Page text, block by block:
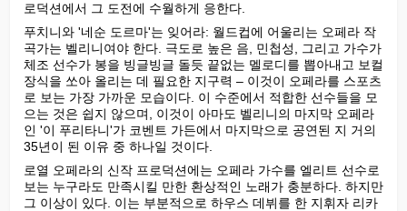
로덕션에서 그 도전에 수월하게 응한다.
푸치니와 '네순 도르마'는 잊어라: 월드컵에 어울리는 오페라 작
곡가는 벨리니여야 한다. 극도로 높은 음, 민첩성, 그리고 가수가
체조 선수가 봉을 빙글빙글 돌듯 끝없는 멜로디를 뽑아내고 보컬
장식을 쏘아 올리는 데 필요한 지구력 – 이것이 오페라를 스포츠
로 보는 가장 가까운 모습이다. 이 수준에서 적합한 선수들을 모
으는 것은 쉽지 않으며, 이것이 아마도 벨리니의 마지막 오페라
인 '이 푸리타니'가 코벤트 가든에서 마지막으로 공연된 지 거의
35년이 된 이유 중 하나일 것이다.
로열 오페라의 신작 프로덕션에는 오페라 가수를 엘리트 선수로
보는 누구라도 만족시킬 만한 환상적인 노래가 충분하다. 하지만
그 이상이 있다. 이는 부분적으로 하우스 데뷔를 한 지휘자 리카